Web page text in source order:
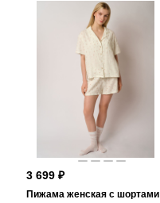
3 699 ₽
Пижама женская с шортами